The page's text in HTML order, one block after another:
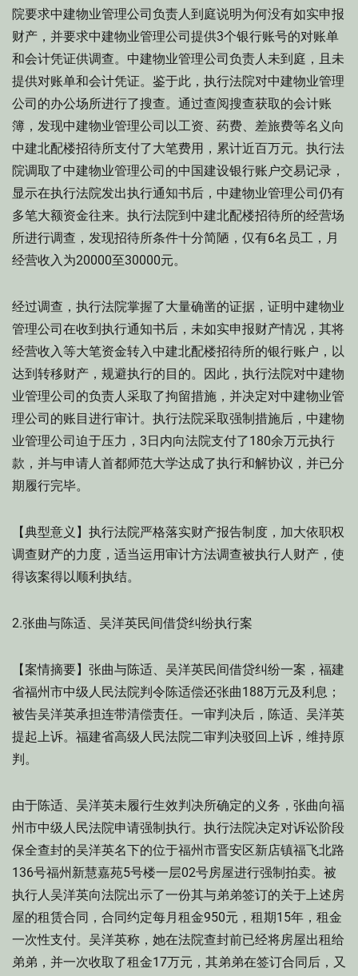
院要求中建物业管理公司负责人到庭说明为何没有如实申报
财产，并要求中建物业管理公司提供3个银行账号的对账单
和会计凭证供调查。中建物业管理公司负责人未到庭，且未
提供对账单和会计凭证。鉴于此，执行法院对中建物业管理
公司的办公场所进行了搜查。通过查阅搜查获取的会计账
簿，发现中建物业管理公司以工资、药费、差旅费等名义向
中建北配楼招待所支付了大笔费用，累计近百万元。执行法
院调取了中建物业管理公司的中国建设银行账户交易记录，
显示在执行法院发出执行通知书后，中建物业管理公司仍有
多笔大额资金往来。执行法院到中建北配楼招待所的经营场
所进行调查，发现招待所条件十分简陋，仅有6名员工，月
经营收入为20000至30000元。
经过调查，执行法院掌握了大量确凿的证据，证明中建物业
管理公司在收到执行通知书后，未如实申报财产情况，其将
经营收入等大笔资金转入中建北配楼招待所的银行账户，以
达到转移财产，规避执行的目的。因此，执行法院对中建物
业管理公司的负责人采取了拘留措施，并决定对中建物业管
理公司的账目进行审计。执行法院采取强制措施后，中建物
业管理公司迫于压力，3日内向法院支付了180余万元执行
款，并与申请人首都师范大学达成了执行和解协议，并已分
期履行完毕。
【典型意义】执行法院严格落实财产报告制度，加大依职权
调查财产的力度，适当运用审计方法调查被执行人财产，使
得该案得以顺利执结。
2.张曲与陈适、吴洋英民间借贷纠纷执行案
【案情摘要】张曲与陈适、吴洋英民间借贷纠纷一案，福建
省福州市中级人民法院判令陈适偿还张曲188万元及利息；
被告吴洋英承担连带清偿责任。一审判决后，陈适、吴洋英
提起上诉。福建省高级人民法院二审判决驳回上诉，维持原
判。
由于陈适、吴洋英未履行生效判决所确定的义务，张曲向福
州市中级人民法院申请强制执行。执行法院决定对诉讼阶段
保全查封的吴洋英名下的位于福州市晋安区新店镇福飞北路
136号福州新慧嘉苑5号楼一层02号房屋进行强制拍卖。被
执行人吴洋英向法院出示了一份其与弟弟签订的关于上述房
屋的租赁合同，合同约定每月租金950元，租期15年，租金
一次性支付。吴洋英称，她在法院查封前已经将房屋出租给
弟弟，并一次收取了租金17万元，其弟弟在签订合同后，又